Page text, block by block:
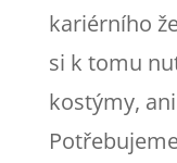
kariérního
si k tomu
kostýmy,